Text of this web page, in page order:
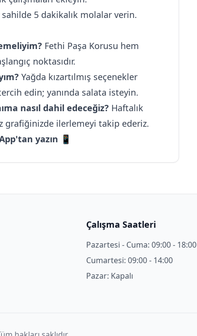
5 dakikalık molalar verin.
Fethi Paşa Korusu hem
noktasıdır.
Yağda kızartılmış seçenekler
edin; yanında salata isteyin.
nasıl dahil edeceğiz? Haftalık
grafiğinizde ilerlemeyi takip ederiz.
yazın 📱
Çalışma Saatleri
Pazartesi - Cuma: 09:00 - 18:00
Cumartesi: 09:00 - 14:00
Pazar: Kapalı